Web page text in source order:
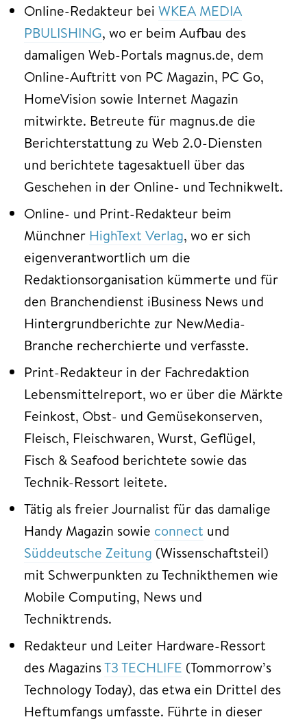
Online-Redakteur bei WKEA MEDIA
PBULISHING, wo er beim Aufbau des
damaligen Web-Portals magnus.de, dem
Online-Auftritt von PC Magazin, PC Go,
HomeVision sowie Internet Magazin
mitwirkte. Betreute für magnus.de die
Berichterstattung zu Web 2.0-Diensten
und berichtete tagesaktuell über das
Geschehen in der Online- und Technikwelt.
Online- und Print-Redakteur beim
Münchner HighText Verlag, wo er sich
eigenverantwortlich um die
Redaktionsorganisation kümmerte und für
den Branchendienst iBusiness News und
Hintergrundberichte zur NewMedia-
Branche recherchierte und verfasste.
Print-Redakteur in der Fachredaktion
Lebensmittelreport, wo er über die Märkte
Feinkost, Obst- und Gemüsekonserven,
Fleisch, Fleischwaren, Wurst, Geflügel,
Fisch & Seafood berichtete sowie das
Technik-Ressort leitete.
Tätig als freier Journalist für das damalige
Handy Magazin sowie connect und
Süddeutsche Zeitung (Wissenschaftsteil)
mit Schwerpunkten zu Technikthemen wie
Mobile Computing, News und
Techniktrends.
Redakteur und Leiter Hardware-Ressort
des MagazinsT3 TECHLIFE (Tommorrow’s
Technology Today), das etwa ein Drittel des
Heftumfangs umfasste. Führte in dieser